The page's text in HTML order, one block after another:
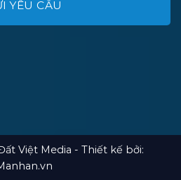
Việt Media - Thiết kế bởi: